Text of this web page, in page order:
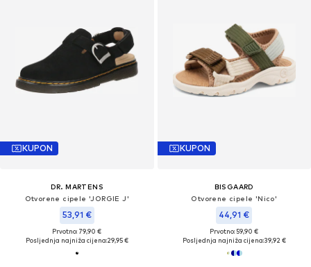
KUPON
DR. MARTENS
Otvorene cipele 'JORGIE J'
53,91 €
Prvotno: 79,90 €
Posljednja najniža cijena:29,95 €
KUPON
BISGAARD
Otvorene cipele 'Nico'
44,91 €
Prvotno: 59,90 €
Posljednja najniža cijena:39,92 €